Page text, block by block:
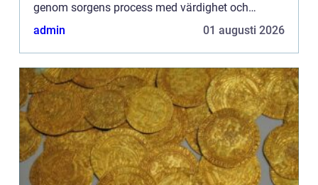
genom sorgens process med värdighet och
värme. I Pajala kommun, bel...
admin 01 augusti 2026